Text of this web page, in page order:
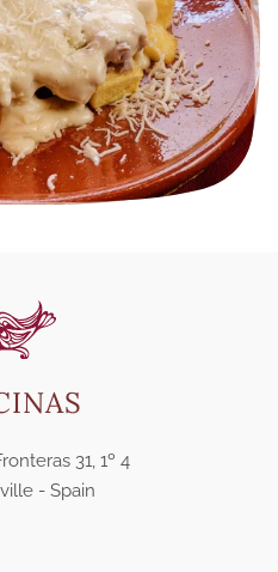
31, 1º 4
- Spain